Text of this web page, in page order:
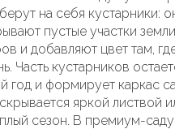
на себя кустарники:
пустые участки
и добавляют цвет там,
Часть кустарников
год и формирует каркас
яркой листвой
сезон. В премиум-саду